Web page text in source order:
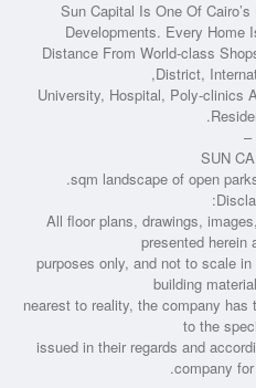
Sun Capital Is One Of
Developments. Every Home
Distance From World-class
District,
University, Hospital, Poly-clinics
–
SUN
All floor plans, drawings,
presented herein
purposes only, and not to scale
building
nearest to reality, the company
to the
issued in their regards and
company